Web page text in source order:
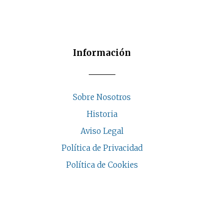
Información
Sobre Nosotros
Historia
Aviso Legal
Política de Privacidad
Política de Cookies